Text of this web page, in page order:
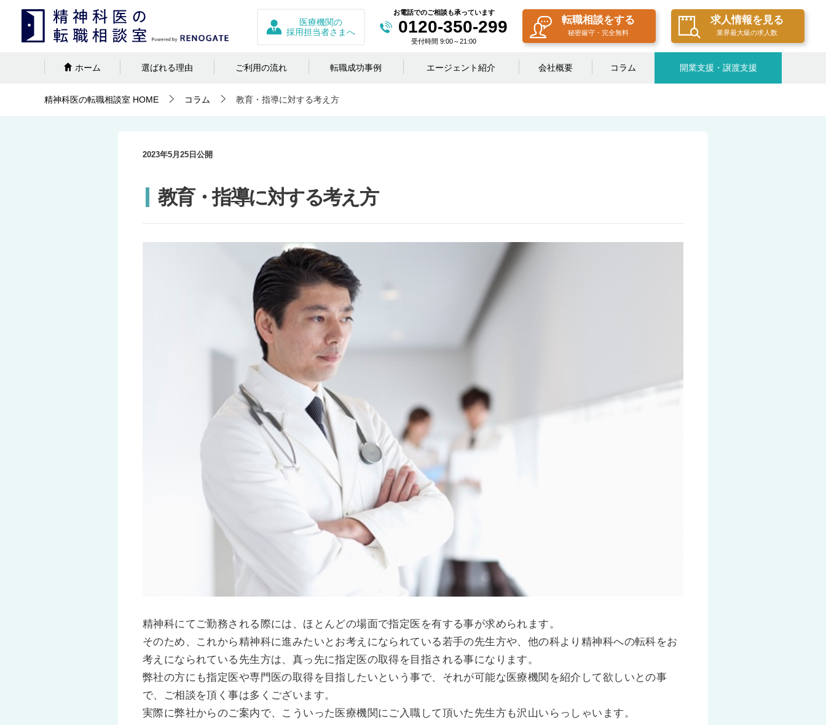
転職相談をする
秘密厳守・完全無料
求人情報を見る
業界最大級の求人数
お電話でのご相談も承っています
0120-350-299
受付時間 9:00～21:00
医療機関の
採用担当者さまへ
ホーム 選ばれる理由 ご利用の流れ 転職成功事例 エージェント紹介 会社概要 コラム 開業支援・譲渡支援
精神科医の転職相談室 HOME コラム 教育・指導に対する考え方
2023年5月25日 公開
教育・指導に対する考え方
精神科にてご勤務される際には、ほとんどの場面で指定医を有する事が求められます。
そのため、これから精神科に進みたいとお考えになられている若手の先生方や、他の科より精神科への転科をお
考えになられている先生方は、真っ先に指定医の取得を目指される事になります。
弊社の方にも指定医や専門医の取得を目指したいという事で、それが可能な医療機関を紹介して欲しいとの事
で、ご相談を頂く事は多くございます。
実際に弊社からのご案内で、こういった医療機関にご入職して頂いた先生方も沢山いらっしゃいます。